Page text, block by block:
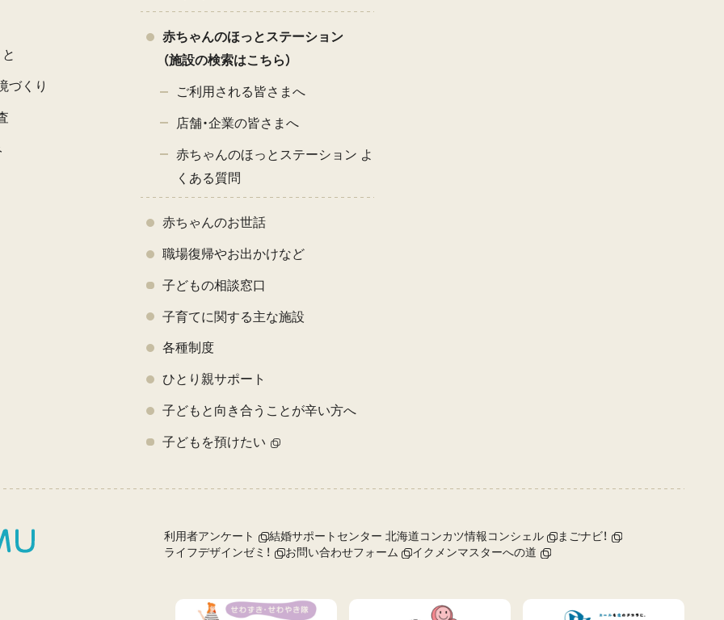
づくり
赤ちゃんのほっとステーション
（施設の検索はこちら）
ご利用される皆さまへ
店舗・企業の皆さまへ
赤ちゃんのほっとステーション よ
くある質問
赤ちゃんのお世話
職場復帰やお出かけなど
子どもの相談窓口
子育てに関する主な施設
各種制度
ひとり親サポート
子どもと向き合うことが辛い方へ
子どもを預けたい
利用者アンケート 結婚サポートセンター 北海道コンカツ情報コンシェル
まごナビ！
ライフデザインゼミ！
お問い合わせフォーム イクメンマスターへの道